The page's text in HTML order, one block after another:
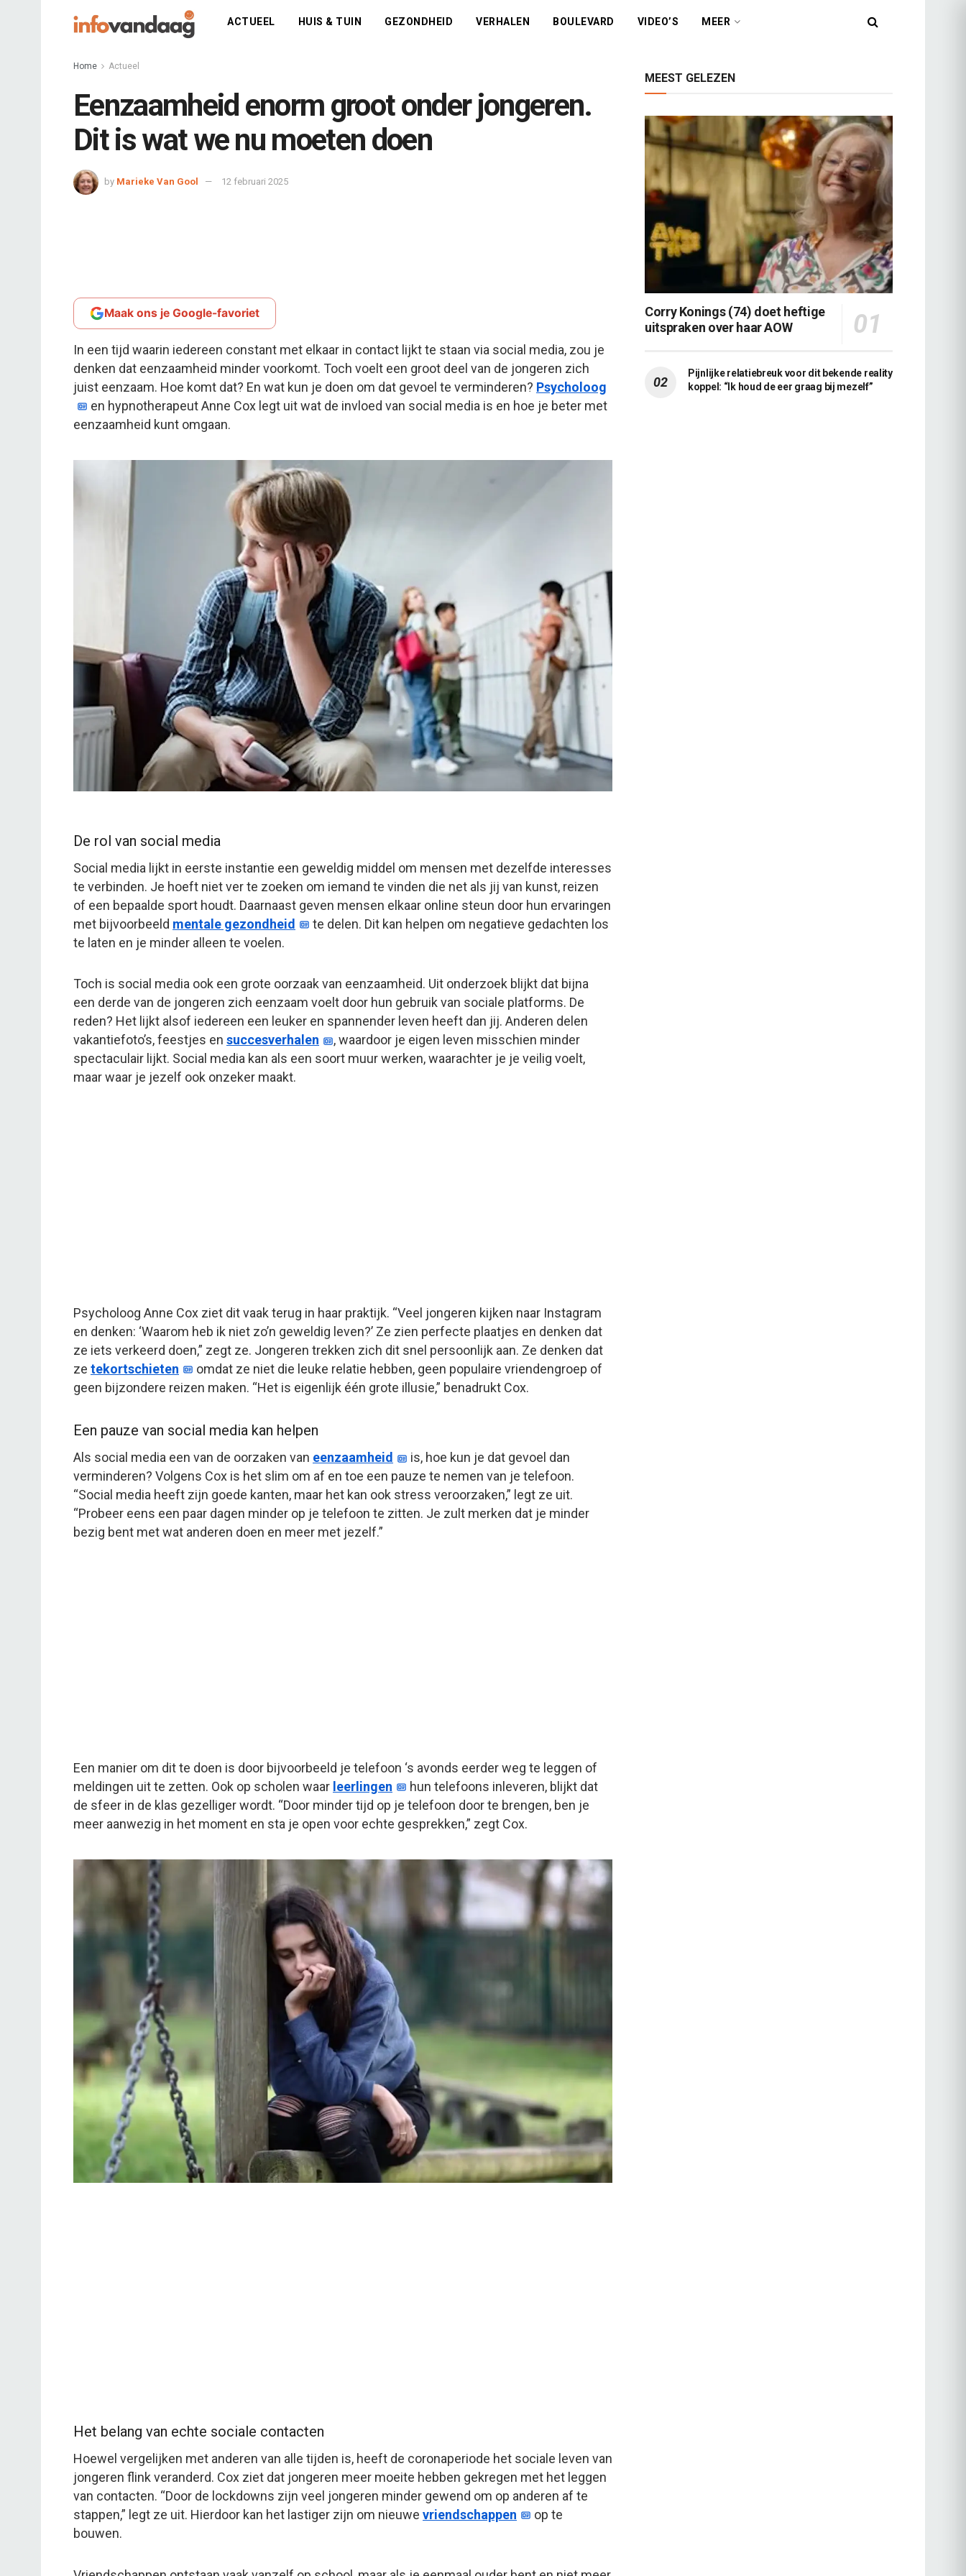
ACTUEEL HUIS & TUIN GEZONDHEID VERHALEN BOULEVARD VIDEO’S MEER
Home Actueel
Eenzaamheid enorm groot onder jongeren.
Dit is wat we nu moeten doen
by Marieke Van Gool 12 februari 2025
Maak ons je Google-favoriet
In een tijd waarin iedereen constant met elkaar in contact lijkt te staan via social media, zou je
denken dat eenzaamheid minder voorkomt. Toch voelt een groot deel van de jongeren zich
juist eenzaam. Hoe komt dat? En wat kun je doen om dat gevoel te verminderen? Psycholoog
en hypnotherapeut Anne Cox legt uit wat de invloed van social media is en hoe je beter met
eenzaamheid kunt omgaan.
De rol van social media
Social media lijkt in eerste instantie een geweldig middel om mensen met dezelfde interesses
te verbinden. Je hoeft niet ver te zoeken om iemand te vinden die net als jij van kunst, reizen
of een bepaalde sport houdt. Daarnaast geven mensen elkaar online steun door hun ervaringen
met bijvoorbeeld mentale gezondheid
te delen. Dit kan helpen om negatieve gedachten los
te laten en je minder alleen te voelen.
Toch is social media ook een grote oorzaak van eenzaamheid. Uit onderzoek blijkt dat bijna
een derde van de jongeren zich eenzaam voelt door hun gebruik van sociale platforms. De
reden? Het lijkt alsof iedereen een leuker en spannender leven heeft dan jij. Anderen delen
vakantiefoto’s, feestjes en succesverhalen
, waardoor je eigen leven misschien minder
spectaculair lijkt. Social media kan als een soort muur werken, waarachter je je veilig voelt,
maar waar je jezelf ook onzeker maakt.
Psycholoog Anne Cox ziet dit vaak terug in haar praktijk. “Veel jongeren kijken naar Instagram
en denken: ‘Waarom heb ik niet zo’n geweldig leven?’ Ze zien perfecte plaatjes en denken dat
ze iets verkeerd doen,” zegt ze. Jongeren trekken zich dit snel persoonlijk aan. Ze denken dat
ze tekortschieten
omdat ze niet die leuke relatie hebben, geen populaire vriendengroep of
geen bijzondere reizen maken. “Het is eigenlijk één grote illusie,” benadrukt Cox.
Een pauze van social media kan helpen
Als social media een van de oorzaken van eenzaamheid
is, hoe kun je dat gevoel dan
verminderen? Volgens Cox is het slim om af en toe een pauze te nemen van je telefoon.
“Social media heeft zijn goede kanten, maar het kan ook stress veroorzaken,” legt ze uit.
“Probeer eens een paar dagen minder op je telefoon te zitten. Je zult merken dat je minder
bezig bent met wat anderen doen en meer met jezelf.”
Een manier om dit te doen is door bijvoorbeeld je telefoon ‘s avonds eerder weg te leggen of
meldingen uit te zetten. Ook op scholen waar leerlingen
hun telefoons inleveren, blijkt dat
de sfeer in de klas gezelliger wordt. “Door minder tijd op je telefoon door te brengen, ben je
meer aanwezig in het moment en sta je open voor echte gesprekken,” zegt Cox.
Het belang van echte sociale contacten
Hoewel vergelijken met anderen van alle tijden is, heeft de coronaperiode het sociale leven van
jongeren flink veranderd. Cox ziet dat jongeren meer moeite hebben gekregen met het leggen
van contacten. “Door de lockdowns zijn veel jongeren minder gewend om op anderen af te
stappen,” legt ze uit. Hierdoor kan het lastiger zijn om nieuwe vriendschappen
op te
bouwen.
MEEST GELEZEN
Corry Konings (74) doet heftige
uitspraken over haar AOW
Pijnlijke relatiebreuk voor dit bekende reality
koppel: “Ik houd de eer graag bij mezelf”